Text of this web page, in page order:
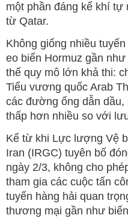
một phần đáng kể khí tự
từ Qatar.
Không giống nhiều
eo biển Hormuz gần
thế quy mô lớn khả thi:
Tiểu vương quốc Arab
các đường ống dẫn
thấp hơn nhiều so với
Kể từ khi Lực lượng Vệ
Iran (IRGC) tuyên bố
ngày 2/3, không cho
tham gia các cuộc tấn
tuyến hàng hải quan
thương mại gần như